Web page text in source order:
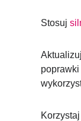
Stosuj
poprawki